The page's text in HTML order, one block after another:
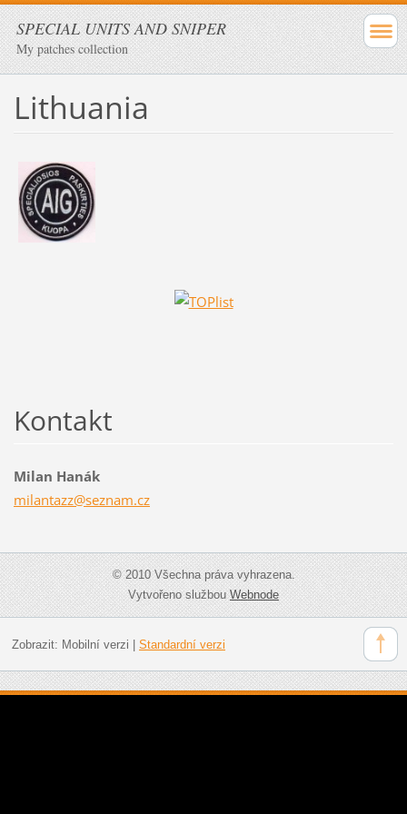
SPECIAL UNITS AND SNIPER
My patches collection
Lithuania
Kontakt
Milan Hanák
milantazz@seznam.cz
© 2010 Všechna práva vyhrazena.
Vytvořeno službouWebnode
Zobrazit: Mobilní verzi Standardní verzi